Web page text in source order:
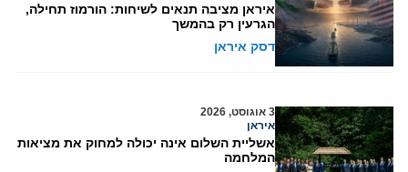
איראן מציבה תנאים לשיחות: הורמוז תחילה,
הגרעין רק בהמשך
דסק איראן
3 אוגוסט, 2026
איראן
אשליית השלום אינה יכולה למחוק את מציאות
המלחמה